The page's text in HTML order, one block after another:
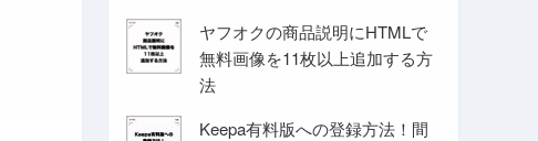
ヤフオクの商品説明にHTMLで
無料画像を11枚以上追加する方
法
Keepa有料版への登録方法！間